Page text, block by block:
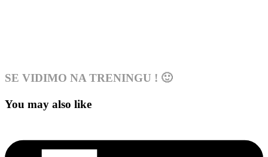
SE VIDIMO NA TRENINGU ! 🙂
You may also like